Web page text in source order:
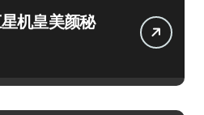
机皇美颜秘